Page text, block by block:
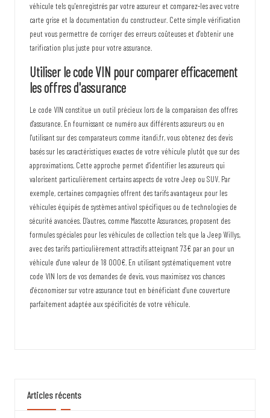
véhicule tels qu'enregistrés par votre assureur et comparez-les avec votre
carte grise et la documentation du constructeur. Cette simple vérification
peut vous permettre de corriger des erreurs coûteuses et d'obtenir une
tarification plus juste pour votre assurance.
Utiliser le code VIN pour comparer efficacement
les offres d'assurance
Le code VIN constitue un outil précieux lors de la comparaison des offres
d'assurance. En fournissant ce numéro aux différents assureurs ou en
l'utilisant sur des comparateurs comme itandi.fr, vous obtenez des devis
basés sur les caractéristiques exactes de votre véhicule plutôt que sur des
approximations. Cette approche permet d'identifier les assureurs qui
valorisent particulièrement certains aspects de votre Jeep ou SUV. Par
exemple, certaines compagnies offrent des tarifs avantageux pour les
véhicules équipés de systèmes antivol spécifiques ou de technologies de
sécurité avancées. D'autres, comme Mascotte Assurances, proposent des
formules spéciales pour les véhicules de collection tels que la Jeep Willys,
avec des tarifs particulièrement attractifs atteignant 73€ par an pour un
véhicule d'une valeur de 18 000€. En utilisant systématiquement votre
code VIN lors de vos demandes de devis, vous maximisez vos chances
d'économiser sur votre assurance tout en bénéficiant d'une couverture
parfaitement adaptée aux spécificités de votre véhicule.
Articles récents